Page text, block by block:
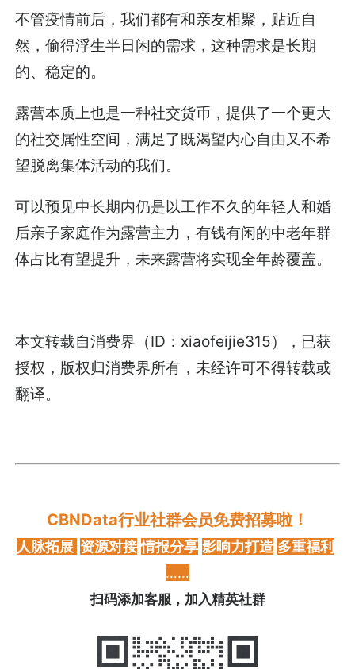
不管疫情前后，我们都有和亲友相聚，贴近自
然，偷得浮生半日闲的需求，这种需求是长期
的、稳定的。
露营本质上也是一种社交货币，提供了一个更大
的社交属性空间，满足了既渴望内心自由又不希
望脱离集体活动的我们。
可以预见中长期内仍是以工作不久的年轻人和婚
后亲子家庭作为露营主力，有钱有闲的中老年群
体占比有望提升，未来露营将实现全年龄覆盖。
本文转载自消费界（ID：xiaofeijie315），已获
授权，版权归消费界所有，未经许可不得转载或
翻译。
CBNData行业社群会员免费招募啦！
人脉拓展 资源对接 情报分享 影响力打造 多重福利
……
扫码添加客服，加入精英社群